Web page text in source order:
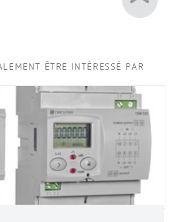
ÊTRE INTÉRESSÉ PAR